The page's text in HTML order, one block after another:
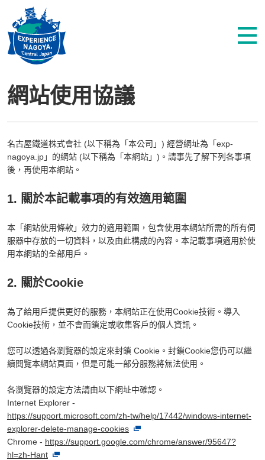
網站使用協議
名古屋鐵道株式會社 (以下稱為「本公司」) 經營網址為「exp-
nagoya.jp」的網站 (以下稱為「本網站」)。請事先了解下列各事項
後，再使用本網站。
1. 關於本記載事項的有效適用範圍
本「網站使用條款」效力的適用範圍，包含使用本網站所需的所有伺
服器中存放的一切資料，以及由此構成的內容。本記載事項適用於使
用本網站的全部用戶。
2. 關於Cookie
為了給用戶提供更好的服務，本網站正在使用Cookie技術。導入
Cookie技術，並不會而鎖定或收集客戶的個人資訊。
您可以透過各瀏覽器的設定來封鎖 Cookie。封鎖Cookie您仍可以繼
續閱覽本網站頁面，但是可能一部分服務將無法使用。
各瀏覽器的設定方法請由以下網址中確認。
Internet Explorer -
https://support.microsoft.com/zh-tw/help/17442/windows-internet-
explorer-delete-manage-cookies
Chrome - https://support.google.com/chrome/answer/95647?
hl=zh-Hant